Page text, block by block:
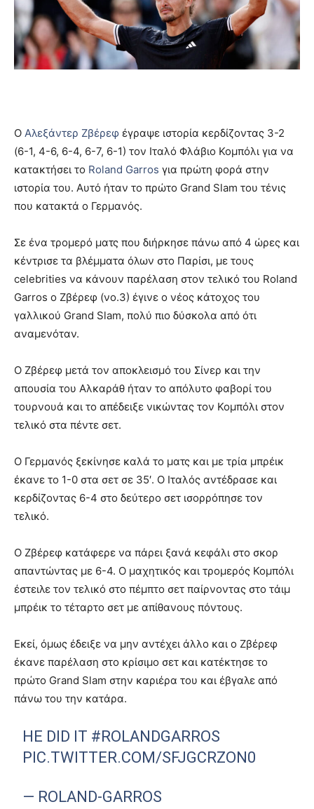
Ο Αλεξάντερ Ζβέρεφ έγραψε ιστορία κερδίζοντας 3-2
(6-1, 4-6, 6-4, 6-7, 6-1) τον Ιταλό Φλάβιο Κομπόλι για να
κατακτήσει το Roland Garros για πρώτη φορά στην
ιστορία του. Αυτό ήταν το πρώτο Grand Slam του τένις
που κατακτά ο Γερμανός.
Σε ένα τρομερό ματς που διήρκησε πάνω από 4 ώρες και
κέντρισε τα βλέμματα όλων στο Παρίσι, με τους
celebrities να κάνουν παρέλαση στον τελικό του Roland
Garros ο Ζβέρεφ (νο.3) έγινε ο νέος κάτοχος του
γαλλικού Grand Slam, πολύ πιο δύσκολα από ότι
αναμενόταν.
Ο Ζβέρεφ μετά τον αποκλεισμό του Σίνερ και την
απουσία του Αλκαράθ ήταν το απόλυτο φαβορί του
τουρνουά και το απέδειξε νικώντας τον Κομπόλι στον
τελικό στα πέντε σετ.
Ο Γερμανός ξεκίνησε καλά το ματς και με τρία μπρέικ
έκανε το 1-0 στα σετ σε 35′. Ο Ιταλός αντέδρασε και
κερδίζοντας 6-4 στο δεύτερο σετ ισορρόπησε τον
τελικό.
Ο Ζβέρεφ κατάφερε να πάρει ξανά κεφάλι στο σκορ
απαντώντας με 6-4. Ο μαχητικός και τρομερός Κομπόλι
έστειλε τον τελικό στο πέμπτο σετ παίρνοντας στο τάιμ
μπρέικ το τέταρτο σετ με απίθανους πόντους.
Εκεί, όμως έδειξε να μην αντέχει άλλο και ο Ζβέρεφ
έκανε παρέλαση στο κρίσιμο σετ και κατέκτησε το
πρώτο Grand Slam στην καριέρα του και έβγαλε από
πάνω του την κατάρα.
HE DID IT #ROLANDGARROS
PIC.TWITTER.COM/SFJGCRZON0
— ROLAND-GARROS